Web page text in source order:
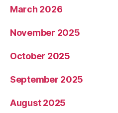
March 2026
November 2025
October 2025
September 2025
August 2025